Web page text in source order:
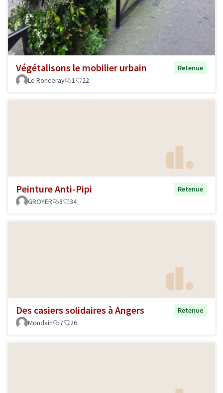
Végétalisons le mobilier urbain
Retenue
Le Ronceray
1 22
Peinture Anti-Pipi
Retenue
GROYER
8 34
Des casiers solidaires à Angers
Retenue
Mondain
7 26